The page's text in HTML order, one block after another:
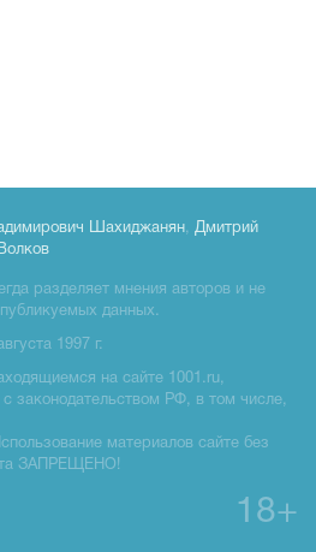
Шахиджанян, Дмитрий
разделяет мнения авторов и не
данных.
1997 г.
на сайте 1001.ru,
законодательством РФ, в том числе,
материалов сайте без
ЗАПРЕЩЕНО!
18+